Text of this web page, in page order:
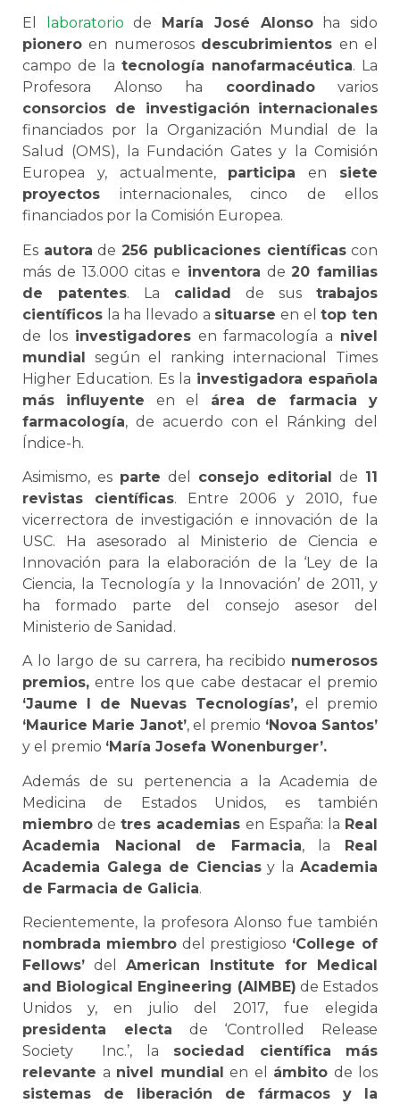
El laboratorio de María José Alonsoha sido
pionero en numerosos descubrimientos en el
campo de la tecnología nanofarmacéutica. La
Profesora Alonso ha coordinadovarios
consorcios de investigación internacionales
financiados por la Organización Mundial de la
Salud (OMS), la Fundación Gates y la Comisión
Europea y, actualmente, participa en siete
proyectos internacionales, cinco de ellos
financiados por la Comisión Europea.
Es autora de 256 publicaciones científicascon
más de 13.000 citas e inventora de20 familias
de patentes. La calidad de sus trabajos
científicos la ha llevado a situarse en eltop ten
de los investigadoresen farmacología a nivel
mundial según el ranking internacional Times
Higher Education. Es la investigadora española
más influyente en el área de farmacia y
farmacología, de acuerdo con el Ránking del
Índice-h.
Asimismo, es parte del consejo editorial de 11
revistas científicas. Entre 2006 y 2010, fue
vicerrectora de investigación e innovación de la
USC. Ha asesorado al Ministerio de Ciencia e
Innovación para la elaboración de la ‘Ley de la
Ciencia, la Tecnología y la Innovación’ de 2011, y
ha formado parte del consejo asesor del
Ministerio de Sanidad.
A lo largo de su carrera, ha recibido numerosos
premios, entre los que cabe destacar el premio
‘Jaume I de Nuevas Tecnologías’,el premio
‘Maurice Marie Janot’, el premio ‘Novoa Santos’
y el premio ‘María Josefa Wonenburger’.
Además de su pertenencia a la Academia de
Medicina de Estados Unidos, es también
miembro detres academias en España: la Real
Academia Nacional de Farmacia, la Real
Academia Galega de Cienciasy la Academia
de Farmacia de Galicia.
Recientemente, la profesora Alonso fue también
nombrada miembrodel prestigioso ‘College of
Fellows’ del American Institute for Medical
and Biological Engineering (AIMBE) de Estados
Unidos y, en julio del 2017, fue elegida
presidenta electa de ‘Controlled Release
Society Inc.’, la sociedad científica
más
relevante a nivel mundial en el ámbito de los
sistemas de liberación de fármacos y la